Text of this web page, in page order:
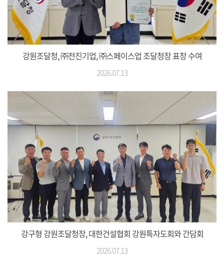
강원조달청, ㈜전진기업, ㈜스페이스업 조달청장 표창 수여
2026.07.13
강구형 강원조달청장, 대한건설협회 강원특자도회와 간담회
2026.07.13